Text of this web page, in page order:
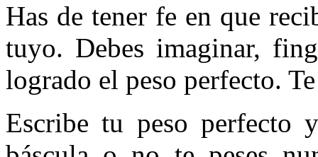
Has de tener fe en que
tuyo. Debes imaginar,
logrado el peso perfecto.
Escribe tu peso perfecto